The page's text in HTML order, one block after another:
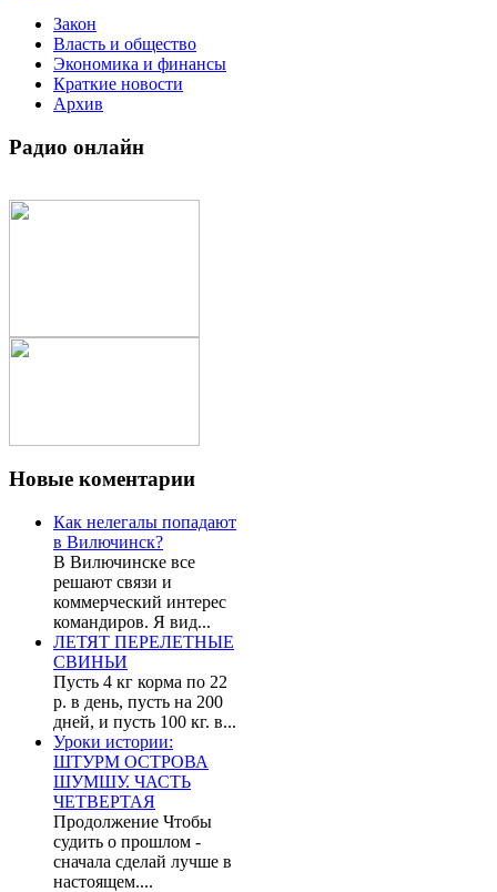
Закон
Власть и общество
Экономика и финансы
Краткие новости
Архив
Радио онлайн
Новые коментарии
Как нелегалы попадают
в Вилючинск?
В Вилючинске все
решают связи и
коммерческий интерес
командиров. Я вид...
ЛЕТЯТ ПЕРЕЛЕТНЫЕ
СВИНЬИ
Пусть 4 кг корма по 22
р. в день, пусть на 200
дней, и пусть 100 кг. в...
Уроки истории:
ШТУРМ ОСТРОВА
ШУМШУ. ЧАСТЬ
ЧЕТВЕРТАЯ
Продолжение Чтобы
судить о прошлом -
сначала сделай лучше в
настоящем....